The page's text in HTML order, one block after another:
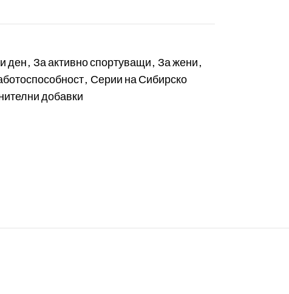
ден, За активно спортуващи, За жени,
, Серии на Сибирско
добавки